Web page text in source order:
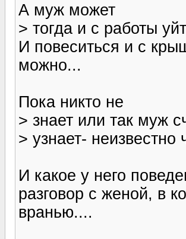
А муж может
> тогда и с работы
И повеситься и с
можно...
Пока никто не
> знает или так муж
> узнает- неизвестно
И какое у него
разговор с женой, в
вранью....